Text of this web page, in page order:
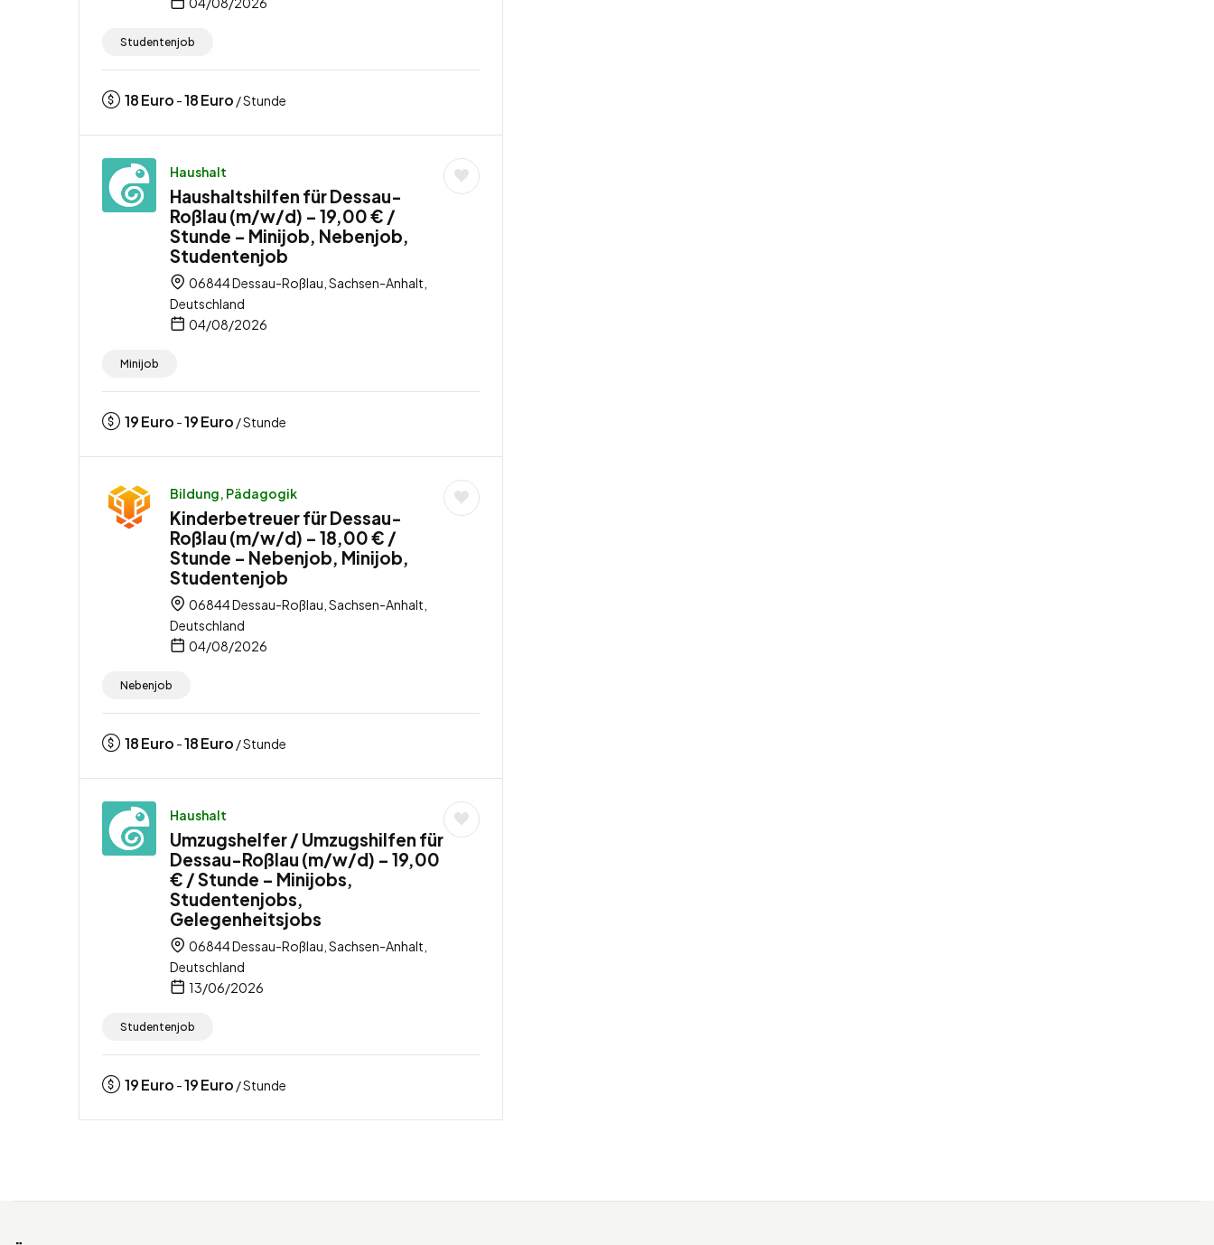
Studentenjob
18Euro -18Euro / Stunde
Haushalt
Haushaltshilfen für Dessau-
Roßlau (m/w/d) – 19,00 € /
Stunde – Minijob, Nebenjob,
Studentenjob
06844 Dessau-Roßlau, Sachsen-Anhalt,
Deutschland
04/08/2026
Minijob
19Euro -19Euro / Stunde
Bildung, Pädagogik
Kinderbetreuer für Dessau-
Roßlau (m/w/d) – 18,00 € /
Stunde – Nebenjob, Minijob,
Studentenjob
06844 Dessau-Roßlau, Sachsen-Anhalt,
Deutschland
04/08/2026
Nebenjob
18Euro -18Euro / Stunde
Haushalt
Umzugshelfer / Umzugshilfen für
Dessau-Roßlau (m/w/d) – 19,00
€ / Stunde – Minijobs,
Studentenjobs,
Gelegenheitsjobs
06844 Dessau-Roßlau, Sachsen-Anhalt,
Deutschland
13/06/2026
Studentenjob
19Euro -19Euro / Stunde